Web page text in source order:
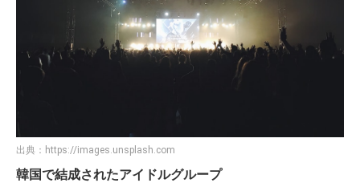
出典： https://images.unsplash.com
韓国で結成されたアイドルグループ